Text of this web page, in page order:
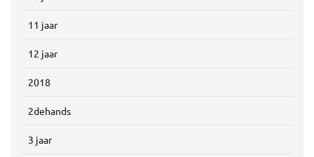
11 jaar
12 jaar
2018
2dehands
3 jaar